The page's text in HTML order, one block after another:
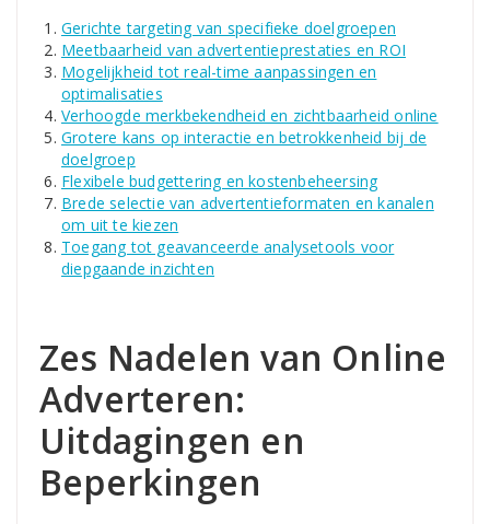
Gerichte targeting van specifieke doelgroepen
Meetbaarheid van advertentieprestaties en ROI
Mogelijkheid tot real-time aanpassingen en
optimalisaties
Verhoogde merkbekendheid en zichtbaarheid online
Grotere kans op interactie en betrokkenheid bij de
doelgroep
Flexibele budgettering en kostenbeheersing
Brede selectie van advertentieformaten en kanalen
om uit te kiezen
Toegang tot geavanceerde analysetools voor
diepgaande inzichten
Zes Nadelen van Online
Adverteren:
Uitdagingen en
Beperkingen